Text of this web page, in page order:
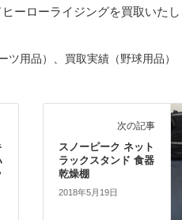
ーローライジングを買取いたし
ツ用品） 買取実績（野球用品）
次の記事
スノーピーク ネット
ラックスタンド 食器
乾燥棚
2018年5月19日